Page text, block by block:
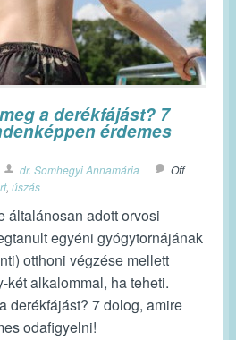
a derékfájást? 7
érdemes
dr. Somhegyi Annamária
Off
, úszás
általánosan adott orvosi
egyéni gyógytornájának
otthoni végzése mellett
két alkalommal, ha teheti.
derékfájást? 7 dolog, amire
odafigyelni!